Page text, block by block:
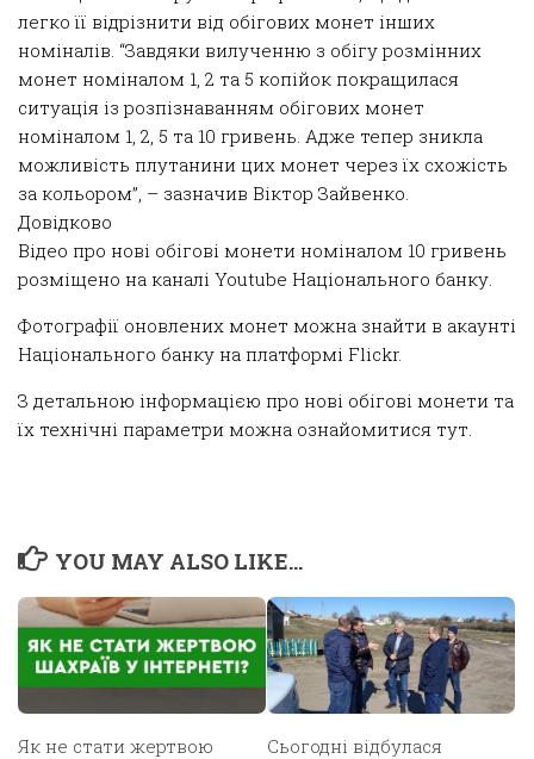
легко її відрізнити від обігових монет інших
номіналів. “Завдяки вилученню з обігу розмінних
монет номіналом 1, 2 та 5 копійок покращилася
ситуація із розпізнаванням обігових монет
номіналом 1, 2, 5 та 10 гривень. Адже тепер зникла
можливість плутанини цих монет через їх схожість
за кольором”, – зазначив Віктор Зайвенко.
Довідково
Відео про нові обігові монети номіналом 10 гривень
розміщено на каналі Youtube Національного банку.
Фотографії оновлених монет можна знайти в акаунті
Національного банку на платформі Flickr.
З детальною інформацією про нові обігові монети та
їх технічні параметри можна ознайомитися тут.
YOU MAY ALSO LIKE...
Як не стати жертвою
Сьогодні відбулася